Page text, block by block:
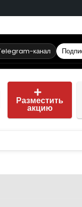
канал
Разместить
акцию